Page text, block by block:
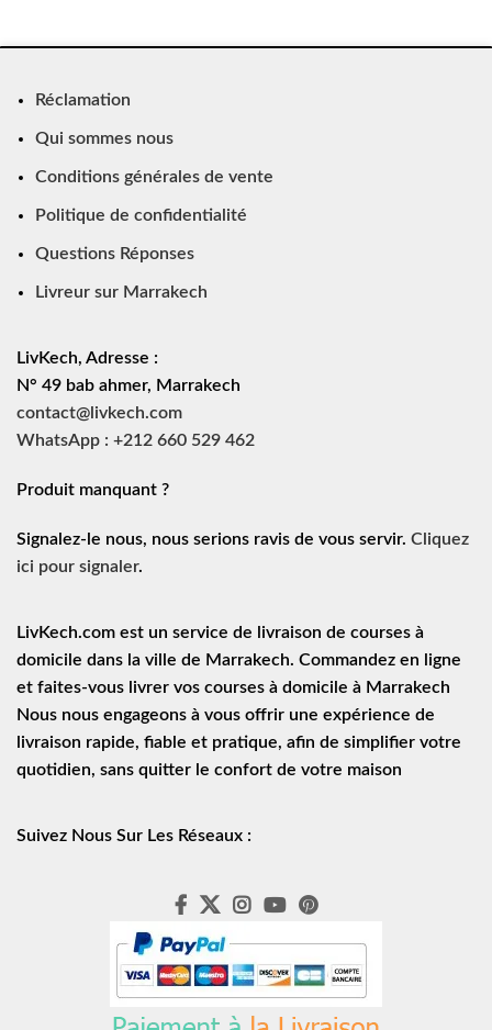
Réclamation
Qui sommes nous
Conditions générales de vente
Politique de confidentialité
Questions Réponses
Livreur sur Marrakech
LivKech, Adresse :
N° 49 bab ahmer, Marrakech
contact@livkech.com
WhatsApp : +212 660 529 462
Produit manquant ?
Signalez-le nous, nous serions ravis de vous servir. Cliquez
ici pour signaler.
LivKech.com est un service de
livraison de courses à
domicile dans la ville de Marrakech. Commandez en ligne
et faites-vous livrer vos courses à domicile à Marrakech
Nous nous engageons à vous offrir une expérience de
livraison rapide, fiable et pratique, afin de simplifier votre
quotidien, sans quitter le confort de votre maison
Suivez Nous Sur Les Réseaux :